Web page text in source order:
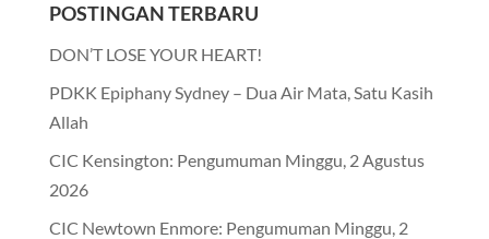
POSTINGAN TERBARU
DON’T LOSE YOUR HEART!
PDKK Epiphany Sydney – Dua Air Mata, Satu Kasih
Allah
CIC Kensington: Pengumuman Minggu, 2 Agustus
2026
CIC Newtown Enmore: Pengumuman Minggu, 2